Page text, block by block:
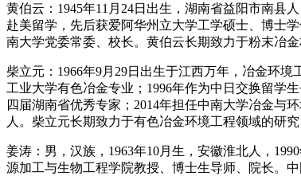
黄伯云：1945年11月24日出生，湖南省益阳市南县
赴美留学，先后获爱阿华州立大学工学硕士、博士
南大学党委常委、校长。黄伯云长期致力于粉末冶
柴立元：1966年9月29日出生于江西万年，冶金环
工业大学有色冶金专业；1996年作为中日交换留学
四届湖南省优秀专家；2014年担任中南大学冶金与
人。柴立元长期致力于有色冶金环境工程领域的研究
姜涛：男，汉族，1963年10月生，安徽淮北人，
源加工与生物工程学院教授、博士生导师、院长。